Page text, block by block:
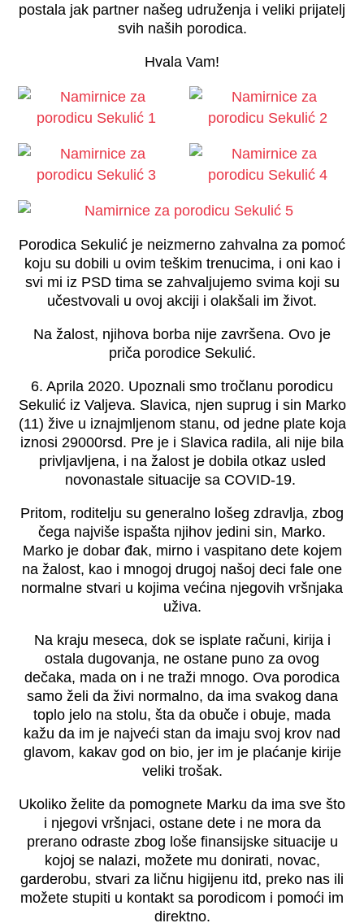
postala jak partner našeg udruženja i veliki prijatelj
svih naših porodica.
Hvala Vam!
Porodica Sekulić je neizmerno zahvalna za pomoć
koju su dobili u ovim teškim trenucima, i oni kao i
svi mi iz PSD tima se zahvaljujemo svima koji su
učestvovali u ovoj akciji i olakšali im život.
Na žalost, njihova borba nije završena. Ovo je
priča porodice Sekulić.
6. Aprila 2020. Upoznali smo tročlanu porodicu
Sekulić iz Valjeva. Slavica, njen suprug i sin Marko
(11) žive u iznajmljenom stanu, od jedne plate koja
iznosi 29000rsd. Pre je i Slavica radila, ali nije bila
privljavljena, i na žalost je dobila otkaz usled
novonastale situacije sa COVID-19.
Pritom, roditelju su generalno lošeg zdravlja, zbog
čega najviše ispašta njihov jedini sin, Marko.
Marko je dobar đak, mirno i vaspitano dete kojem
na žalost, kao i mnogoj drugoj našoj deci fale one
normalne stvari u kojima većina njegovih vršnjaka
uživa.
Na kraju meseca, dok se isplate računi, kirija i
ostala dugovanja, ne ostane puno za ovog
dečaka, mada on i ne traži mnogo. Ova porodica
samo želi da živi normalno, da ima svakog dana
toplo jelo na stolu, šta da obuče i obuje, mada
kažu da im je najveći stan da imaju svoj krov nad
glavom, kakav god on bio, jer im je plaćanje kirije
veliki trošak.
Ukoliko želite da pomognete Marku da ima sve što
i njegovi vršnjaci, ostane dete i ne mora da
prerano odraste zbog loše finansijske situacije u
kojoj se nalazi, možete mu donirati, novac,
garderobu, stvari za ličnu higijenu itd, preko nas ili
možete stupiti u kontakt sa porodicom i pomoći im
direktno.